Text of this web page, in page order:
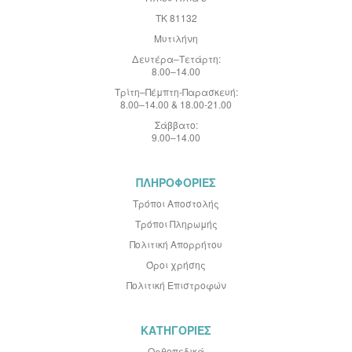
ΤΚ 81132
Μυτιλήνη
Δευτέρα–Τετάρτη:
8.00–14.00
Τρίτη–Πέμπτη-Παρασκευή:
8.00–14.00 & 18.00-21.00
Σάββατο:
9.00–14.00
ΠΛΗΡΟΦΟΡΙΕΣ
Τρόποι Αποστολής
Τρόποι Πληρωμής
Πολιτική Απορρήτου
Όροι χρήσης
Πολιτική Επιστροφών
ΚΑΤΗΓΟΡΙΕΣ